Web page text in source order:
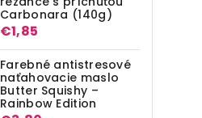
Carbonara (140g)
€1,85
Farebné antistresové
naťahovacie maslo
Butter Squishy –
Rainbow Edition